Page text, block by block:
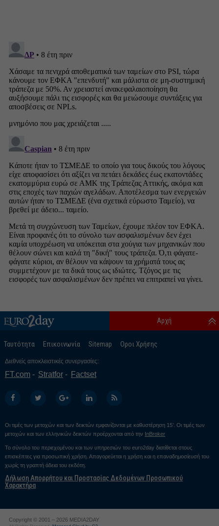
Ταυτότητα Επικοινωνία Sitemap Οροι Χρήσης
Αρχή
Διεθνείς αποκλειστικές συνεργασίες:
FT.com Stratfor Factset
Οι τιμές των μετοχών και των δεικτών εμφανίζονται με καθυστέρηση 15’. Οι τιμές των
μετοχών και των ελληνικών δεικτών προέρχονται από την InBroker
Το σύνολο του περιεχομένου και των υπηρεσιών του euro2day διατίθεται στους
επισκέπτες για προσωπική χρήση. Απαγορεύεται η χρήση και η επαναδημοσίευσή του
χωρίς τη γραπτή άδεια του εκδότη.
Δήλωση Απορρήτου και Προστασίας Δεδομένων Προσωπικού
Χαρακτήρα
Copyright © 2001 – 2026 MEDIA2DAY